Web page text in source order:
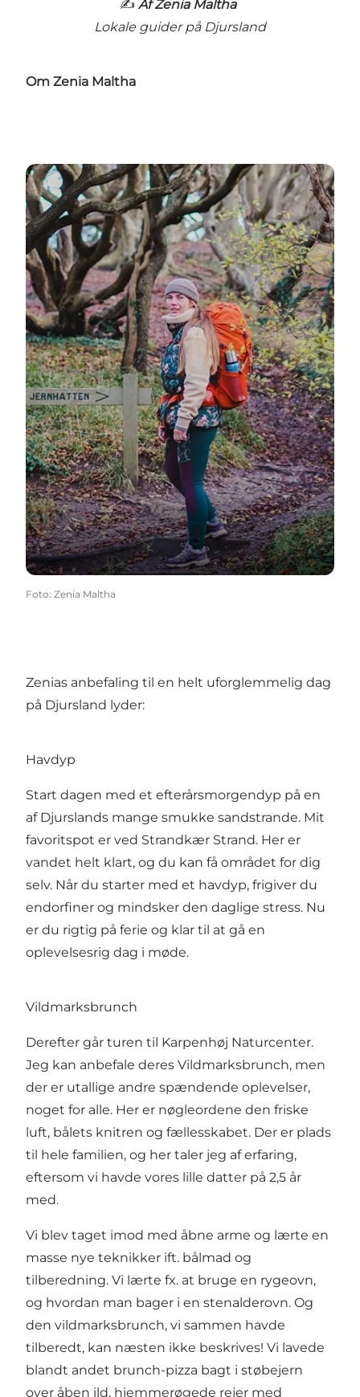
✍️ Af Zenia Maltha
Lokale guider på Djursland
Om Zenia Maltha
Zenia Maltha
Foto: Zenia Maltha
Zenias anbefaling til en helt uforglemmelig dag
på Djursland lyder:
Havdyp
Start dagen med et efterårsmorgendyp på en
af Djurslands mange smukke sandstrande. Mit
favoritspot er ved Strandkær Strand. Her er
vandet helt klart, og du kan få området for dig
selv. Når du starter med et havdyp, frigiver du
endorfiner og mindsker den daglige stress. Nu
er du rigtig på ferie og klar til at gå en
oplevelsesrig dag i møde.
Vildmarksbrunch
Derefter går turen til Karpenhøj Naturcenter.
Jeg kan anbefale deres Vildmarksbrunch, men
der er utallige andre spændende oplevelser,
noget for alle. Her er nøgleordene den friske
luft, bålets knitren og fællesskabet. Der er plads
til hele familien, og her taler jeg af erfaring,
eftersom vi havde vores lille datter på 2,5 år
med.
Vi blev taget imod med åbne arme og lærte en
masse nye teknikker ift. bålmad og
tilberedning. Vi lærte fx. at bruge en rygeovn,
og hvordan man bager i en stenalderovn. Og
den vildmarksbrunch, vi sammen havde
tilberedt, kan næsten ikke beskrives! Vi lavede
blandt andet brunch-pizza bagt i støbejern
over åben ild, hjemmerøgede rejer med